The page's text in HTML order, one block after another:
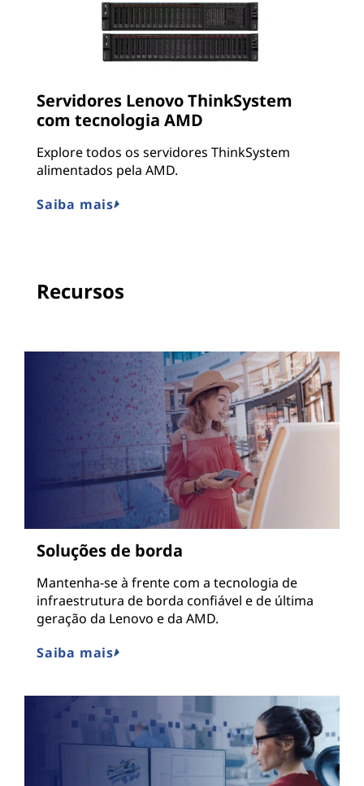
Servidores Lenovo ThinkSystem
com tecnologia AMD
Explore todos os servidores ThinkSystem
alimentados pela AMD.
Saiba mais
Recursos
Soluções de borda
Mantenha-se à frente com a tecnologia de
infraestrutura de borda confiável e de última
geração da Lenovo e da AMD.
Saiba mais